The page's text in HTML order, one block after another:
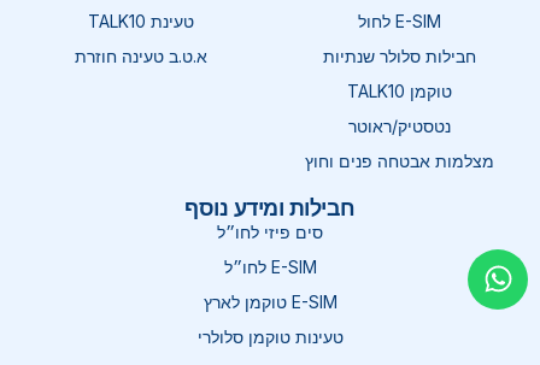
E-SIM לחול
חבילות סלולר שנתיות
טוקמן TALK10
נטסטיק/ראוטר
מצלמות אבטחה פנים וחוץ
טעינת TALK10
א.ט.ב טעינה חוזרת
חבילות ומידע נוסף
סים פיזי לחו״ל
E-SIM לחו״ל
E-SIM טוקמן לארץ
טעינות טוקמן סלולרי